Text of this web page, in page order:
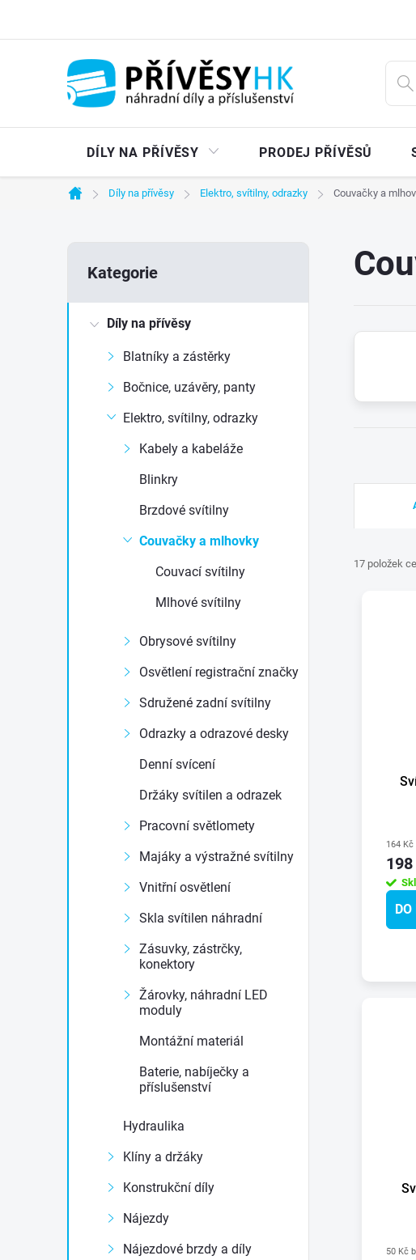
DÍLY NA PŘÍVĚSY PRODEJ PŘÍVĚSŮ
Domů
Díly na přívěsy Elektro, svítilny, odrazky Couvačky a
o
kategorie
Kategorie
Díly na přívěsy
Blatníky a zástěrky
Bočnice, uzávěry, panty
Elektro, svítilny, odrazky
Kabely a kabeláže
Blinkry
Brzdové svítilny
Couvačky a mlhovky
Couvací svítilny
Mlhové svítilny
Obrysové svítilny
Osvětlení registrační značky
Sdružené zadní svítilny
Odrazky a odrazové desky
Denní svícení
Držáky svítilen a odrazek
Pracovní světlomety
Majáky a výstražné svítilny
Vnitřní osvětlení
Skla svítilen náhradní
Zásuvky, zástrčky,
konektory
Žárovky, náhradní LED
moduly
Montážní materiál
Baterie, nabíječky a
příslušenství
Hydraulika
Klíny a držáky
Konstrukční díly
Nájezdy
Nájezdové brzdy a díly
17 položek
164 Kč
DO
50 Kč